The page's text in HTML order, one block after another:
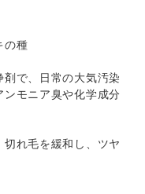
の種
で、日常の大気汚染
モニア臭や化学成分
れ毛を緩和し、ツヤ